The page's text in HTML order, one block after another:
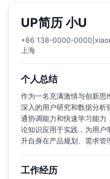
UP简历 小U
+86 138-0000-0000
上海
个人总结
作为一名充满激情与创新思
深入的用户研究和数据分析
通协调能力和快速学习能力
论知识应用于实践，为用户
升自身在产品规划、需求管
工作经历